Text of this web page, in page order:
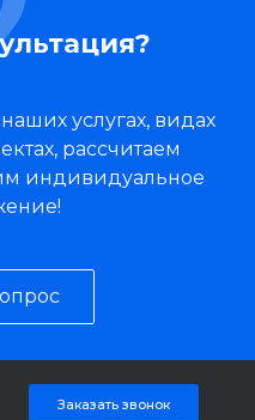
услугах, видах
рассчитаем
индивидуальное
Заказать звонок